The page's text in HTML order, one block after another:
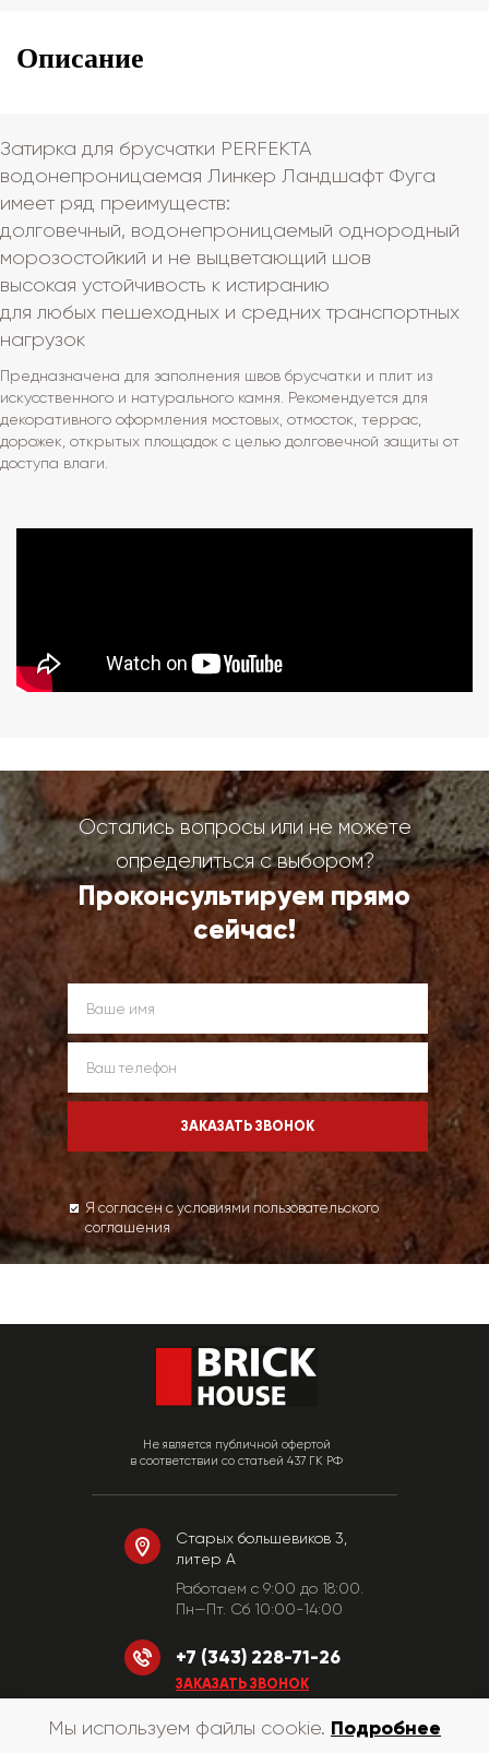
Описание
Затирка для брусчатки PERFEKTA
водонепроницаемая Линкер Ландшафт Фуга
имеет ряд преимуществ:
долговечный, водонепроницаемый однородный
морозостойкий и не выцветающий шов
высокая устойчивость к истиранию
для любых пешеходных и средних транспортных
нагрузок
Предназначена для заполнения швов брусчатки и плит из
искусственного и натурального камня. Рекомендуется для
декоративного оформления мостовых, отмосток, террас,
дорожек, открытых площадок с целью долговечной защиты от
доступа влаги.
Остались вопросы или не можете
определиться с выбором?
Проконсультируем прямо
сейчас!
Я согласен с условиями пользовательского
соглашения
Не является публичной офертой
в соответствии со статьей 437 ГК РФ
Старых большевиков 3,
литер А
Работаем c 9:00 до 18:00.
Пн—Пт. Сб 10:00-14:00
+7 (343) 228-71-26
ЗАКАЗАТЬ ЗВОНОК
Мы используем файлы cookie. Подробнее